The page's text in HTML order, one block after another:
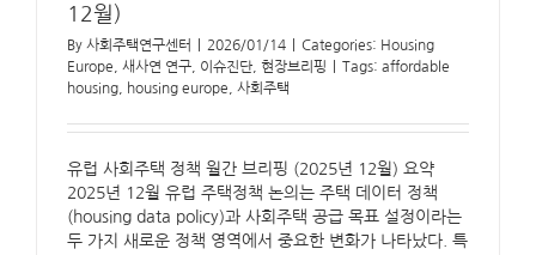
12월)
By 사회주택연구센터 2026/01/14 Categories: Housing
Europe
새사연 연구 이슈진단 현장브리핑 Tags: affordable
housing
housing europe 사회주택
유럽 사회주택 정책 월간 브리핑 (2025년 12월) 요약
2025년 12월 유럽 주택정책 논의는 주택 데이터 정책
(housing data policy)과 사회주택 공급 목표 설정이라는
두 가지 새로운 정책 영역에서 중요한 변화가 나타났다. 특